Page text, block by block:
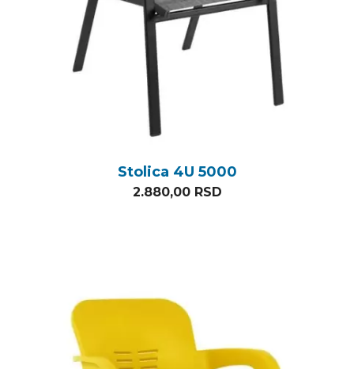
Stolica 4U 5000
2.880,00 RSD